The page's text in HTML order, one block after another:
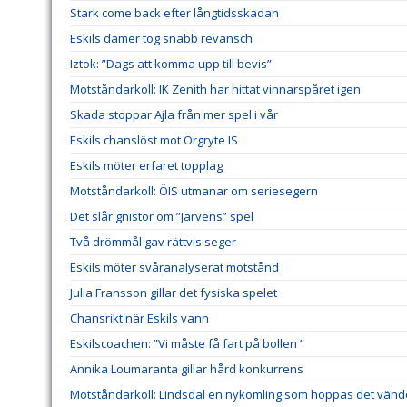
Stark come back efter långtidsskadan
Eskils damer tog snabb revansch
Iztok: ”Dags att komma upp till bevis”
Motståndarkoll: IK Zenith har hittat vinnarspåret igen
Skada stoppar Ajla från mer spel i vår
Eskils chanslöst mot Örgryte IS
Eskils möter erfaret topplag
Motståndarkoll: ÖIS utmanar om seriesegern
Det slår gnistor om ”Järvens” spel
Två drömmål gav rättvis seger
Eskils möter svåranalyserat motstånd
Julia Fransson gillar det fysiska spelet
Chansrikt när Eskils vann
Eskilscoachen: ”Vi måste få fart på bollen ”
Annika Loumaranta gillar hård konkurrens
Motståndarkoll: Lindsdal en nykomling som hoppas det